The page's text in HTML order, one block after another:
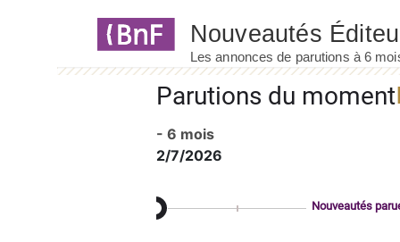
Parutions du moment
- 6 mois
2/7/2026
Nouveautés